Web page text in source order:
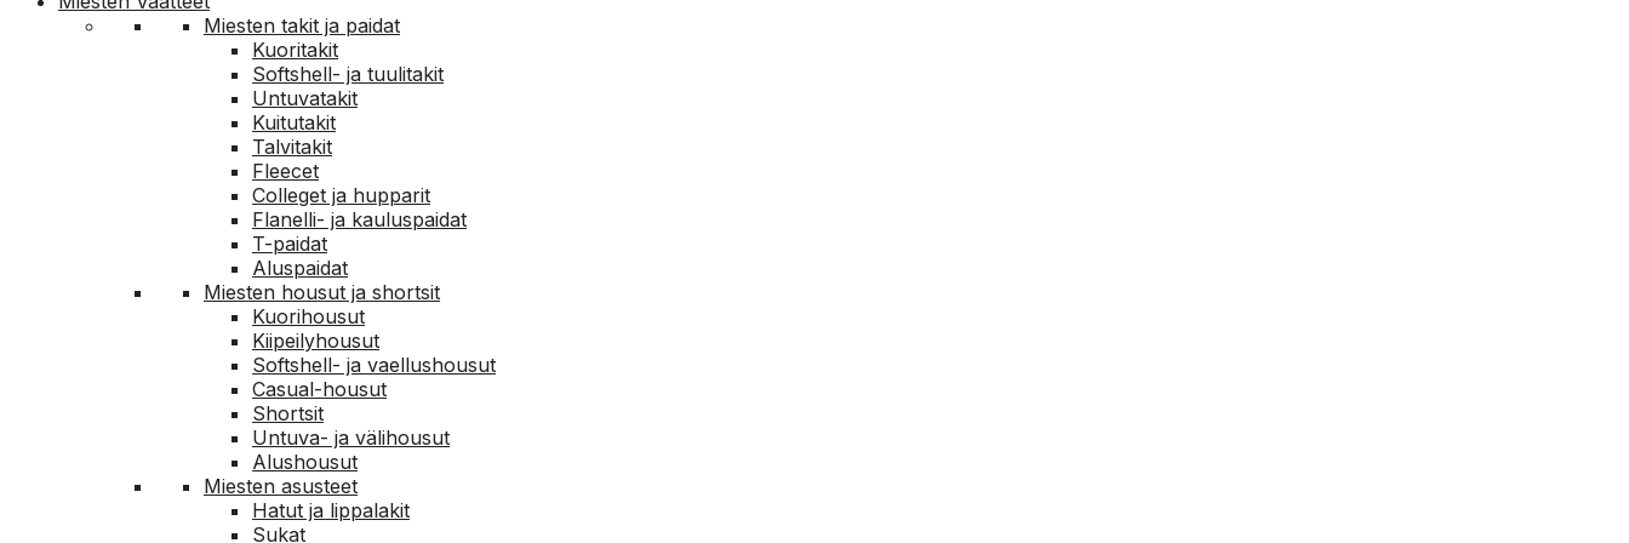
Miesten takit ja paidat
Kuoritakit
Softshell- ja tuulitakit
Untuvatakit
Kuitutakit
Talvitakit
Fleecet
Colleget ja hupparit
Flanelli- ja kauluspaidat
T-paidat
Aluspaidat
Miesten housut ja shortsit
Kuorihousut
Kiipeilyhousut
Softshell- ja vaellushousut
Casual-housut
Shortsit
Untuva- ja välihousut
Alushousut
Miesten asusteet
Hatut ja lippalakit
Sukat